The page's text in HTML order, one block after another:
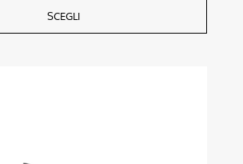
SCEGLI